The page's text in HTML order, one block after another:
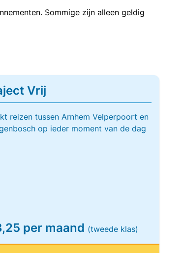
Sommige zijn alleen geldig
Vrij
reizen tussen Arnhem Velperpoort en
op ieder moment van de dag
per maand (tweede klas)